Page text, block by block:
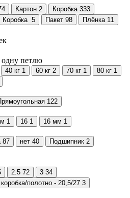
Картон 2 Коробка 333
Коробка 5 Пакет 98 Плёнка 11
одну петлю
40 кг 1 60 кг 2 70 кг 1 80 кг 1
122
1 16 1 16 мм 1
87 нет 40 Подшипник 2
2.5 72 3 34
коробка/полотно - 20,5/27 3